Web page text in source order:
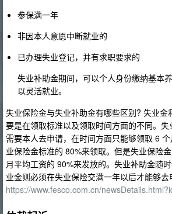
参保满一年
非因本人意愿中断就业的
已办理失业登记，并有求职要求的
失业补助金期间，可以个人身份缴纳基本
以灵活就业。
失业保险金与失业补助金有哪些区别? 失业金
要是在领取标准以及领取时间方面的不同。
需要本人去申请，在时间方面只能够领取 6
业保险金标准的 80%来领取。但是失业保险
月平均工资的 90%来发放的。失业补助金随
业金则必须在失业保险交满一年以后才能够去
https://www.fesco.com.cn/